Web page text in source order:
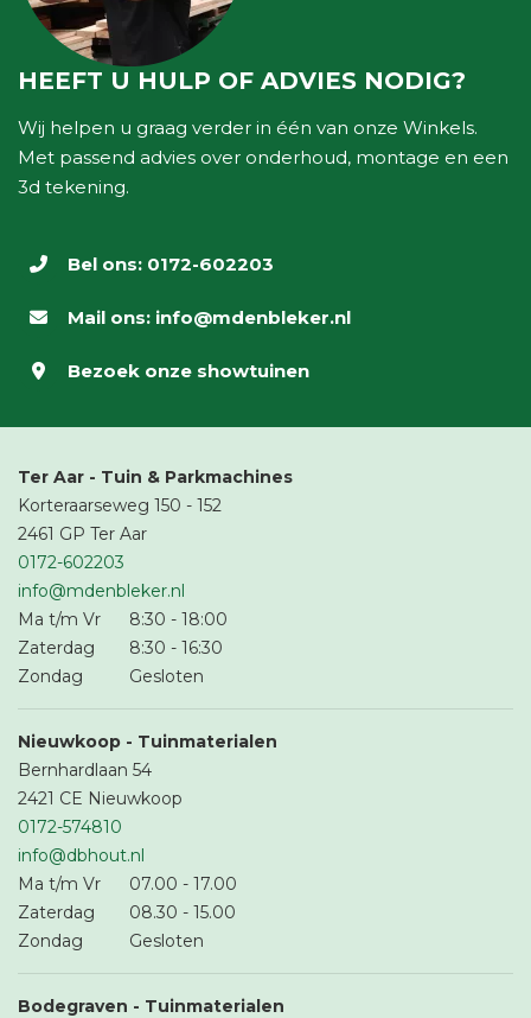
HEEFT U HULP OF ADVIES NODIG?
Wij helpen u graag verder in één van onze Winkels.
Met passend advies over onderhoud, montage en een
3d tekening.
Bel ons: 0172-602203
Mail ons: info@mdenbleker.nl
Bezoek onze showtuinen
Ter Aar - Tuin & Parkmachines
Korteraarseweg 150 - 152
2461 GP Ter Aar
0172-602203
info@mdenbleker.nl
Ma t/m Vr
8:30 - 18:00
Zaterdag
8:30 - 16:30
Zondag
Gesloten
Nieuwkoop - Tuinmaterialen
Bernhardlaan 54
2421 CE Nieuwkoop
0172-574810
info@dbhout.nl
Ma t/m Vr
07.00 - 17.00
Zaterdag
08.30 - 15.00
Zondag
Gesloten
Bodegraven - Tuinmaterialen